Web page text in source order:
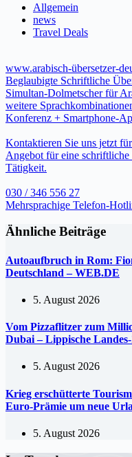
Allgemein
news
Travel Deals
www.arabisch-übersetzer-
Beglaubigte Schriftliche
Simultan-Dolmetscher für
weitere
Konferenz + Smartphone-
Kontaktieren Sie uns jetzt
Angebot für eine
Tätigkeit.
030 / 346 556 27
Mehrsprachige Telefon-
Ähnliche Beiträge
Autoaufbruch in Rom:
Deutschland – WEB.DE
5. August 2026
Vom Pizzaflitzer zum
Dubai – Lippische
5. August 2026
Krieg erschütterte
Euro-Prämie um neue
5. August 2026